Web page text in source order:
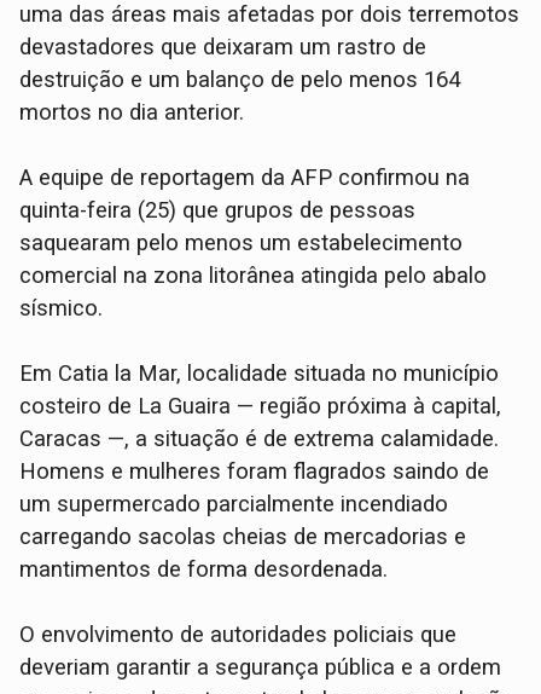
uma das áreas mais afetadas por dois terremotos
devastadores que deixaram um rastro de
destruição e um balanço de pelo menos 164
mortos no dia anterior.
​A equipe de reportagem da AFP confirmou na
quinta-feira (25) que grupos de pessoas
saquearam pelo menos um estabelecimento
comercial na zona litorânea atingida pelo abalo
sísmico.
​Em Catia la Mar, localidade situada no município
costeiro de La Guaira — região próxima à capital,
Caracas —, a situação é de extrema calamidade.
Homens e mulheres foram flagrados saindo de
um supermercado parcialmente incendiado
carregando sacolas cheias de mercadorias e
mantimentos de forma desordenada.
​O envolvimento de autoridades policiais que
deveriam garantir a segurança pública e a ordem